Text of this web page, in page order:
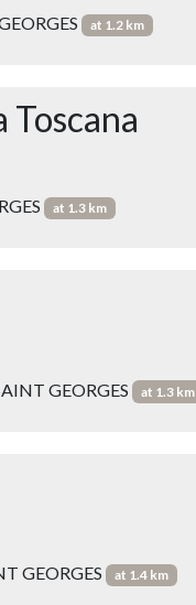
at 1.2 km
Toscana
at 1.3 km
GEORGES at 1.3 km
GEORGES at 1.4 km